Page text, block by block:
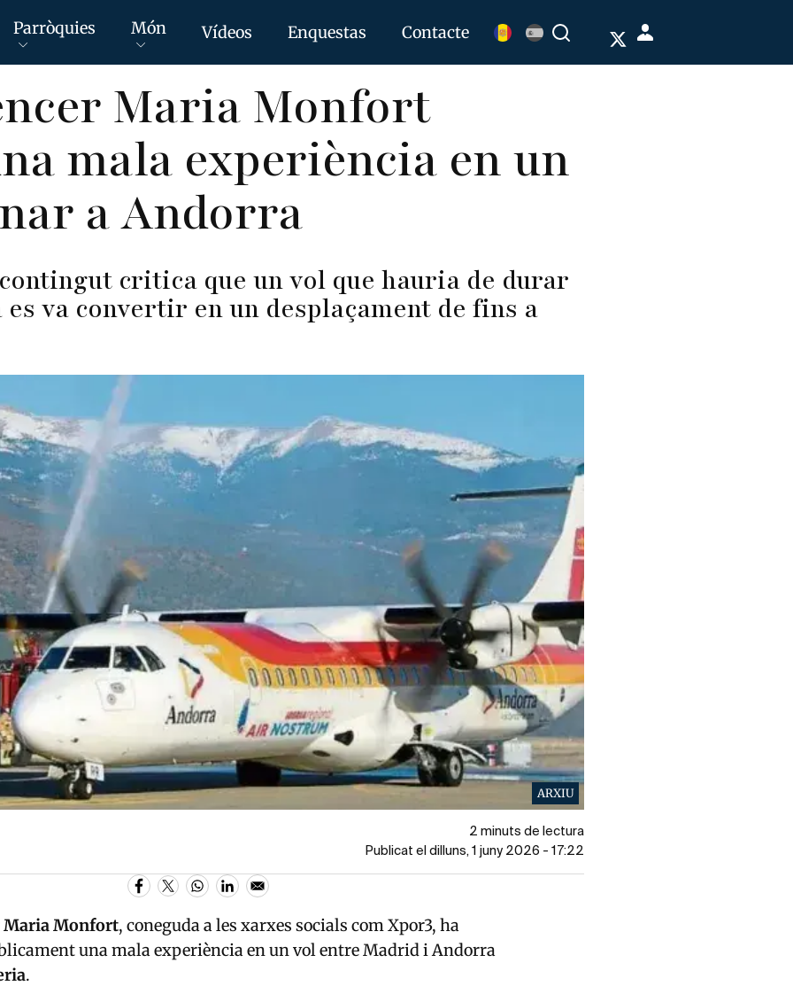
Parròquies Món Vídeos Enquestas Contacte Buscar Menú
de
Maria Monfort
mala experiència en un
a Andorra
critica que un vol que hauria de durar
es va convertir en un desplaçament de fins a
ARXIU
2 minuts de lectura
Publicat el dilluns, 1 juny 2026 - 17:22
Maria Monfort, coneguda a les xarxes socials com Xpor3, ha
una mala experiència en un vol entre Madrid i Andorra
.